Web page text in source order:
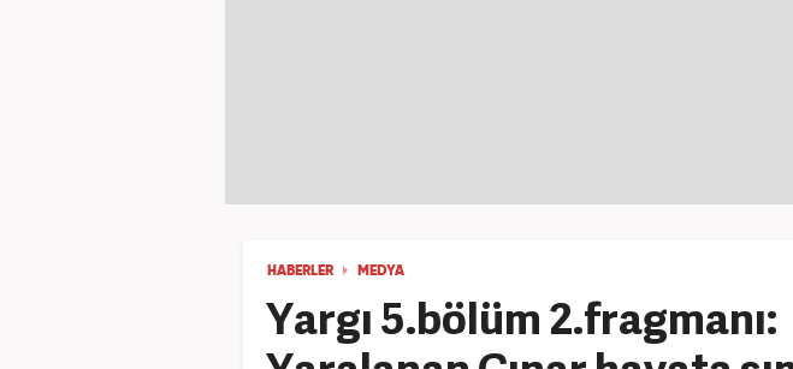
HABERLER MEDYA
Yargı 5.bölüm 2.fragmanı: